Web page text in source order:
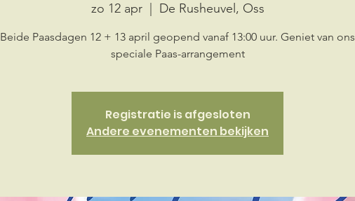
zo 12 apr
  |
De Rusheuvel, Oss
Beide Paasdagen 12 + 13 april geopend vanaf 13:00 uur. Geniet van ons
speciale Paas-arrangement
Registratie is afgesloten
Andere evenementen bekijken